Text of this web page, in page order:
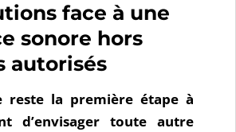
face à une
sonore hors
autorisés
reste la première étape à
d’envisager toute autre